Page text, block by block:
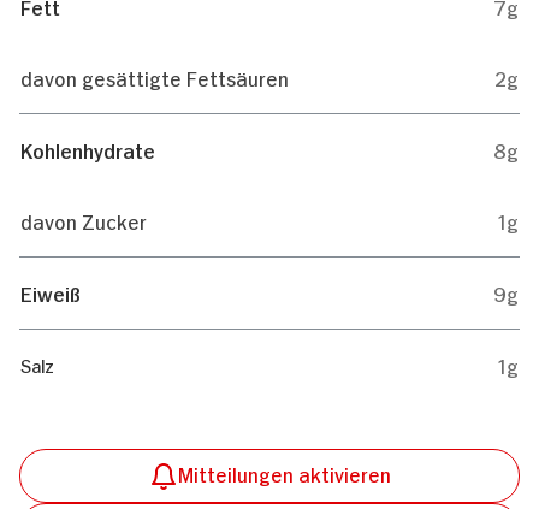
Fett 7g
davon gesättigte Fettsäuren 2g
Kohlenhydrate 8g
davon Zucker 1g
Eiweiß 9g
Salz 1g
Mitteilungen aktivieren